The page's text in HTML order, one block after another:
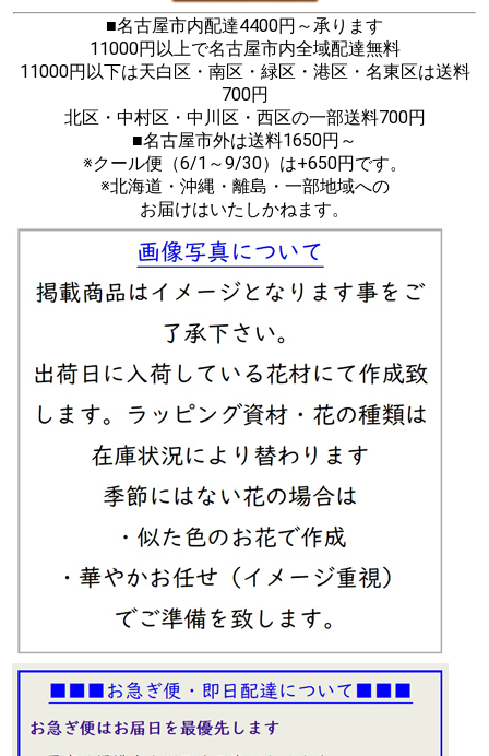
■名古屋市内配達4400円～承ります
11000円以上で名古屋市内全域配達無料
11000円以下は天白区・南区・緑区・港区・名東区は送料
700円
北区・中村区・中川区・西区の一部送料700円
■名古屋市外は送料1650円～
※クール便（6/1～9/30）は+650円です。
※北海道・沖縄・離島・一部地域への
お届けはいたしかねます。